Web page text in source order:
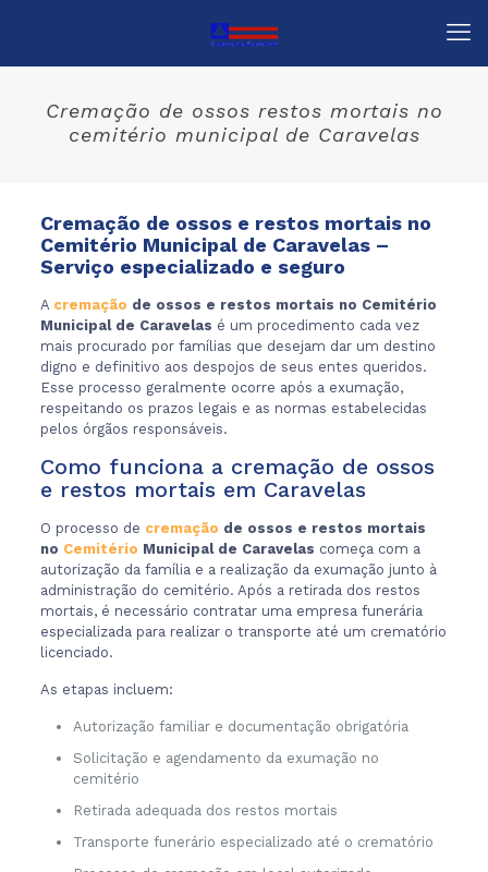
Cremação de ossos restos mortais no
cemitério municipal de Caravelas
Cremação de ossos e restos mortais no
Cemitério Municipal de Caravelas –
Serviço especializado e seguro
A cremação de ossos e restos mortais no Cemitério
Municipal de Caravelas é um procedimento cada vez
mais procurado por famílias que desejam dar um destino
digno e definitivo aos despojos de seus entes queridos.
Esse processo geralmente ocorre após a exumação,
respeitando os prazos legais e as normas estabelecidas
pelos órgãos responsáveis.
Como funciona a cremação de ossos
e restos mortais em Caravelas
O processo de cremação de ossos e restos mortais
no Cemitério Municipal de Caravelas começa com a
autorização da família e a realização da exumação junto à
administração do cemitério. Após a retirada dos restos
mortais, é necessário contratar uma empresa funerária
especializada para realizar o transporte até um crematório
licenciado.
As etapas incluem:
Autorização familiar e documentação obrigatória
Solicitação e agendamento da exumação no
cemitério
Retirada adequada dos restos mortais
Transporte funerário especializado até o crematório